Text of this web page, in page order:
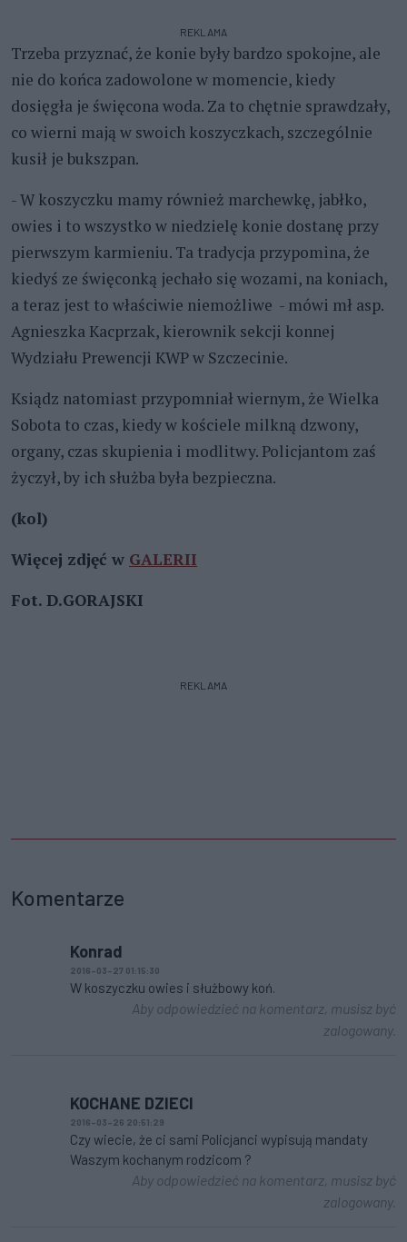
REKLAMA
Trzeba przyznać, że konie były bardzo spokojne, ale
nie do końca zadowolone w momencie, kiedy
dosięgła je święcona woda. Za to chętnie sprawdzały,
co wierni mają w swoich koszyczkach, szczególnie
kusił je bukszpan.
- W koszyczku mamy również marchewkę, jabłko,
owies i to wszystko w niedzielę konie dostanę przy
pierwszym karmieniu. Ta tradycja przypomina, że
kiedyś ze święconką jechało się wozami, na koniach,
a teraz jest to właściwie niemożliwe - mówi mł asp.
Agnieszka Kacprzak, kierownik sekcji konnej
Wydziału Prewencji KWP w Szczecinie.
Ksiądz natomiast przypomniał wiernym, że Wielka
Sobota to czas, kiedy w kościele milkną dzwony,
organy, czas skupienia i modlitwy. Policjantom zaś
życzył, by ich służba była bezpieczna.
(kol)
Więcej zdjęć w GALERII
Fot. D.GORAJSKI
REKLAMA
Komentarze
Konrad
2016-03-27 01:15:30
W koszyczku owies i służbowy koń.
Aby odpowiedzieć na komentarz, musisz być
zalogowany.
KOCHANE DZIECI
2016-03-26 20:51:29
Czy wiecie, że ci sami Policjanci wypisują mandaty
Waszym kochanym rodzicom ?
Aby odpowiedzieć na komentarz, musisz być
zalogowany.